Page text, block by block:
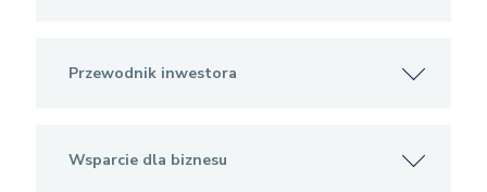
Przewodnik inwestora
Wsparcie dla biznesu